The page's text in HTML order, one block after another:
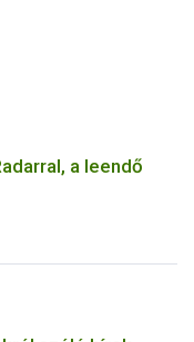
a leendő